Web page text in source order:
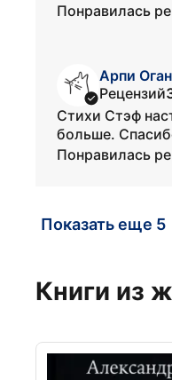
Понравилась
Арпи
Рецензий
Стихи Стэф
больше.
Понравилась
Показать еще 5
Книги из